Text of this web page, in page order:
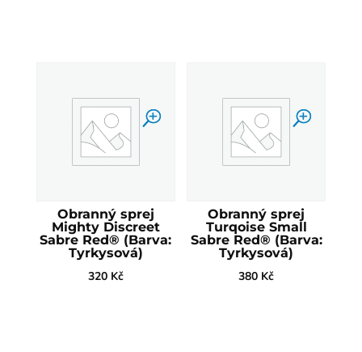
Obranný sprej
Mighty Discreet
Sabre Red® (Barva:
Tyrkysová)
320 Kč
Obranný sprej
Turqoise Small
Sabre Red® (Barva:
Tyrkysová)
380 Kč